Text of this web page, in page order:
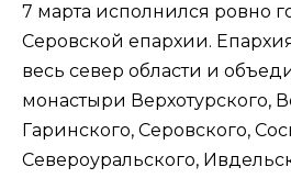
7 марта исполнился ровно
Серовской епархии.
весь север области и
монастыри Верхотурского,
Гаринского, Серовского,
Североуральского,